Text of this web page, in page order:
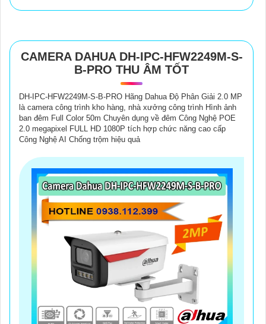
CAMERA DAHUA DH-IPC-HFW2249M-S-
B-PRO THU ÂM TỐT
DH-IPC-HFW2249M-S-B-PRO Hãng Dahua Độ Phân Giải 2.0 MP
là camera công trình kho hàng, nhà xưởng công trình Hình ảnh
ban đêm Full Color 50m Chuyên dụng về đêm Công Nghệ POE
2.0 megapixel FULL HD 1080P tích hợp chức năng cao cấp
Công Nghệ AI Chống trộm hiệu quả